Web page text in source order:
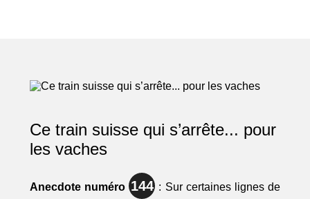
Ce train suisse qui s’arrête... pour
les vaches
Anecdote numéro 144 : Sur certaines lignes de